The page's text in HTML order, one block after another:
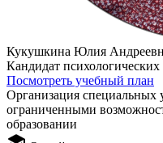
Кукушкина Юлия
Кандидат психологических
Посмотреть учебный план
Организация специальных
ограниченными
образовании